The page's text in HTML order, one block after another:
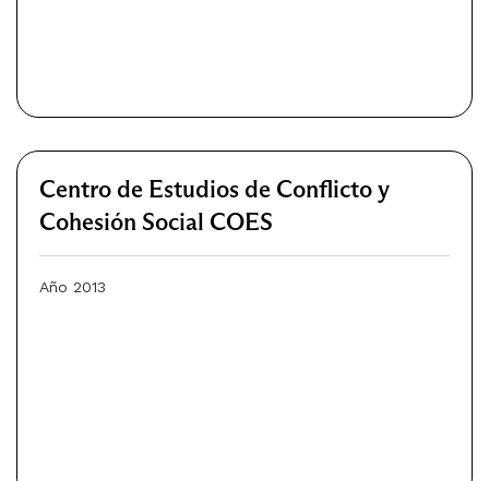
Centro de Estudios de Conflicto y
Cohesión Social COES
Año 2013